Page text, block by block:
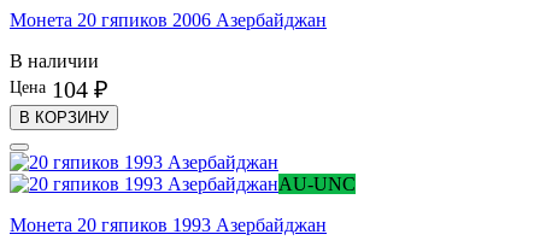
Монета 20 гяпиков 2006 Азербайджан
В наличии
Цена 104 ₽
В КОРЗИНУ
AU-UNC
Монета 20 гяпиков 1993 Азербайджан